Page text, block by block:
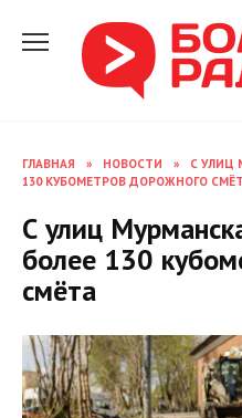
содержанию
ГЛАВНАЯ » НОВОСТИ »
С УЛИЦ
130 КУБОМЕТРОВ ДОРОЖНОГО
С улиц
более 130
смёта